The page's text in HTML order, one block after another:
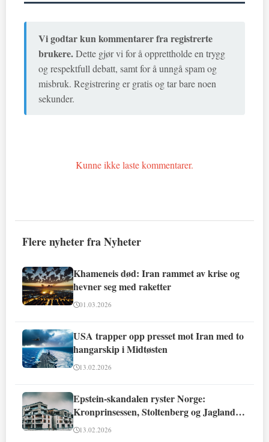
Vi godtar kun kommentarer fra registrerte
brukere.Dette gjør vi for å opprettholde en trygg
og respektfull debatt, samt for å unngå spam og
misbruk. Registrering er gratis og tar bare noen
sekunder.
Kunne ikke laste kommentarer.
Flere nyheter fra Nyheter
Khameneis død: Iran rammet av krise og
hevner seg med raketter
01.03.2026
USA trapper opp presset mot Iran med to
hangarskip i Midtøsten
13.02.2026
Epstein-skandalen ryster Norge:
Kronprinsessen, Stoltenberg og Jagland
involvert
13.02.2026